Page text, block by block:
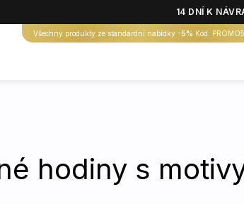
14 DNÍ K
Všechny produkty ze standardní nabídky -5% Kód: PROMO5
hodiny s